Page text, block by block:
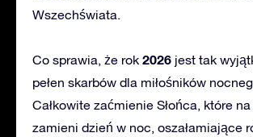
Wszechświata.
Co sprawia, że rok 2026 jest tak
pełen skarbów dla miłośników
Całkowite zaćmienie Słońca, które
zamieni dzień w noc, oszałamiające